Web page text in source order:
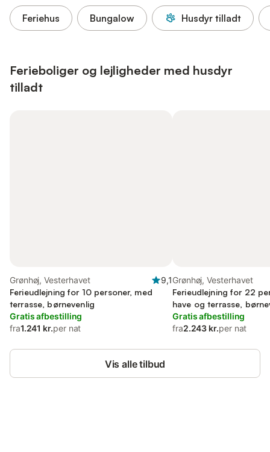
Feriehus Bungalow Husdyr tilladt
Ferieboliger og lejligheder med husdyr
tilladt
Grønhøj, Vesterhavet
9,1
Ferieudlejning for 10 personer, med
terrasse, børnevenlig
Gratis afbestilling
fra1.241 kr.per nat
Grønhøj, Vesterhavet
Ferieudlejning for 22
have og terrasse,
Gratis afbestilling
fra2.243 kr.per nat
Vis alle tilbud